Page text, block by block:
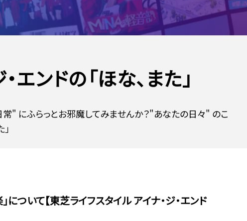
エンドの「ほな、また」
常" にふらっとお邪魔してみませんか？"あなたの日々" のこ
について【東芝ライフスタイル アイナ・ジ・エンド